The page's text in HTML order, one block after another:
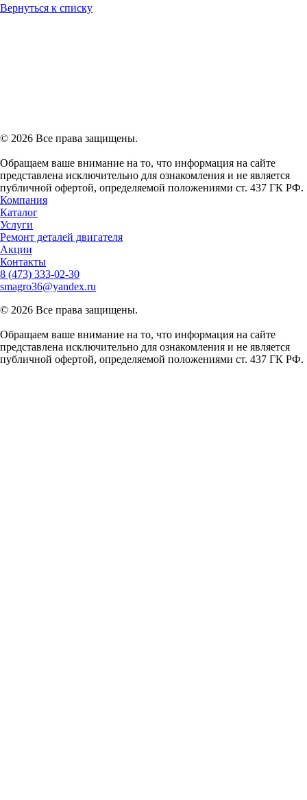
Вернуться к списку
© 2026 Все права защищены.
Обращаем ваше внимание на то, что информация на сайте
представлена исключительно для ознакомления и не является
публичной офертой, определяемой положениями ст. 437 ГК РФ.
Компания
Каталог
Услуги
Ремонт деталей двигателя
Акции
Контакты
8 (473) 333-02-30
smagro36@yandex.ru
© 2026 Все права защищены.
Обращаем ваше внимание на то, что информация на сайте
представлена исключительно для ознакомления и не является
публичной офертой, определяемой положениями ст. 437 ГК РФ.